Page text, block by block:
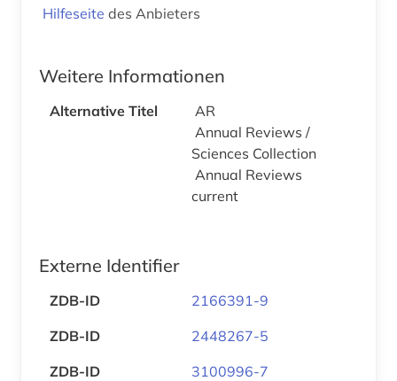
Hilfeseite des Anbieters
Weitere Informationen
Alternative Titel
AR
Annual Reviews /
Sciences Collection
Annual Reviews
current
Externe Identifier
ZDB-ID
2166391-9
ZDB-ID
2448267-5
ZDB-ID
3100996-7